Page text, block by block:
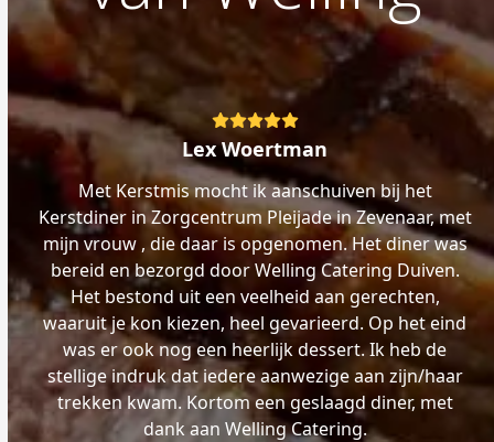
Rating:
5
Lex Woertman
Met Kerstmis mocht ik aanschuiven bij het
Kerstdiner in Zorgcentrum Pleijade in Zevenaar, met
mijn vrouw , die daar is opgenomen. Het diner was
bereid en bezorgd door Welling Catering Duiven.
Het bestond uit een veelheid aan gerechten,
waaruit je kon kiezen, heel gevarieerd. Op het eind
was er ook nog een heerlijk dessert. Ik heb de
stellige indruk dat iedere aanwezige aan zijn/haar
trekken kwam. Kortom een geslaagd diner, met
dank aan Welling Catering.